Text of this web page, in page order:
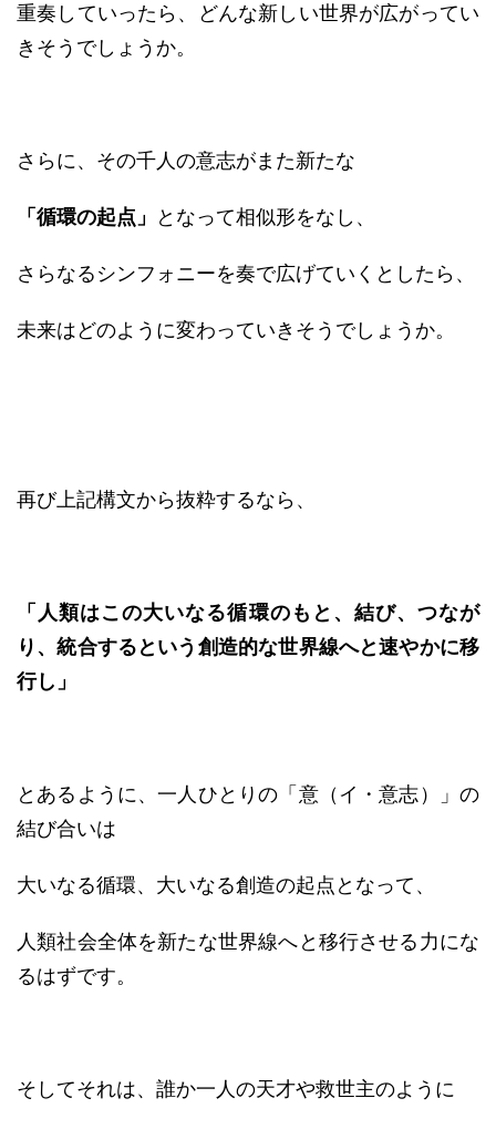
重奏していったら、どんな新しい世界が広がってい
きそうでしょうか。
さらに、その千人の意志がまた新たな
「循環の起点」 となって相似形をなし、
さらなるシンフォニーを奏で広げていくとしたら、
未来はどのように変わっていきそうでしょうか。
再び上記構文から抜粋するなら、
「人類はこの大いなる循環のもと、結び、つなが
り、統合するという創造的な世界線へと速やかに移
行し」
とあるように、一人ひとりの「意（イ・意志）」の
結び合いは
大いなる循環、大いなる創造の起点となって、
人類社会全体を新たな世界線へと移行させる力にな
るはずです。
そしてそれは、誰か一人の天才や救世主のように